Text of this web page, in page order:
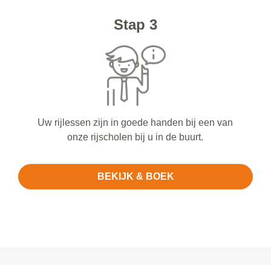
Stap 3
Uw rijlessen zijn in goede handen bij een van
onze rijscholen bij u in de buurt.
BEKIJK & BOEK